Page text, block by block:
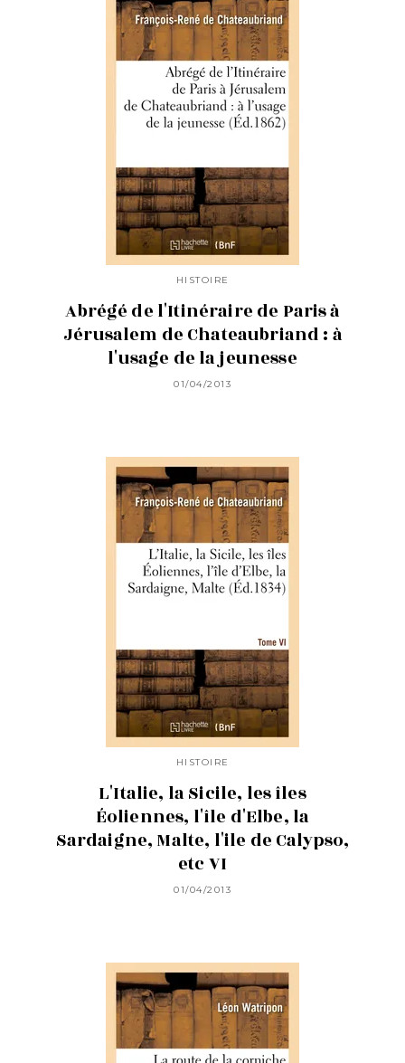
HISTOIRE
Abrégé de l'Itinéraire de Paris à
Jérusalem de Chateaubriand : à
l'usage de la jeunesse
01/04/2013
HISTOIRE
L'Italie, la Sicile, les îles
Éoliennes, l'île d'Elbe, la
Sardaigne, Malte, l'ile de Calypso,
etc VI
01/04/2013